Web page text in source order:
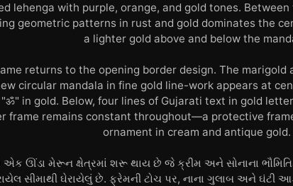
lehenga with purple, orange, and gold tones.
geometric patterns in rust and gold dominates the
a lighter gold above and below the
returns to the opening border design. The marigold
circular mandala in fine gold line-work appears at
in gold. Below, four lines of Gujarati text in gold
frame remains constant throughout—a protective
ornament in cream and antique gold.
એક ઊંડા મેરૂન ક્ષેત્રમાં શરૂ થાય છે જે ક્રીમ અને સોનાના
સીમાથી ઘેરાયેલું છે. ફ્રેમની ટોચ પર, નાના ગુલાબ અને ઘંટી